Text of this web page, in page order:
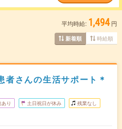
平均時給: 1,494 円
新着順 時給順
者さんの生活サポート＊
り 土日祝日が休み 残業なし